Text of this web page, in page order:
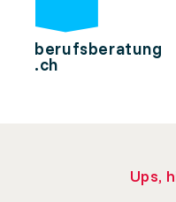
berufsberatung
.ch
Ups,